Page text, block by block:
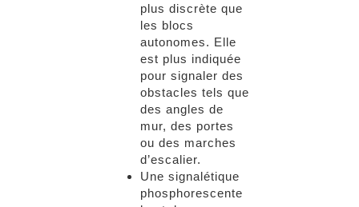
plus discrète que
les blocs
autonomes. Elle
est plus indiquée
pour signaler des
obstacles tels que
des angles de
mur, des portes
ou des marches
d’escalier.
Une signalétique
phosphorescente